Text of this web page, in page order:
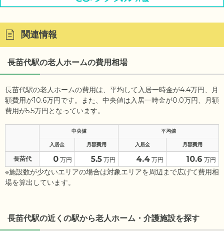
関連情報
長苗代駅の老人ホームの費用相場
長苗代駅の老人ホームの費用は、平均して入居一時金が4.4万円、月
額費用が10.6万円です。また、中央値は入居一時金が0.0万円、月額
費用が5.5万円となっています。
中央値 平均値
入居金 月額費用 入居金 月額費用
長苗代 0 万円 5.5 万円 4.4 万円 10.6 万円
※施設数が少ないエリアの場合は対象エリアを周辺まで広げて費用相
場を算出しています。
長苗代駅の近くの駅から老人ホーム・介護施設を探す